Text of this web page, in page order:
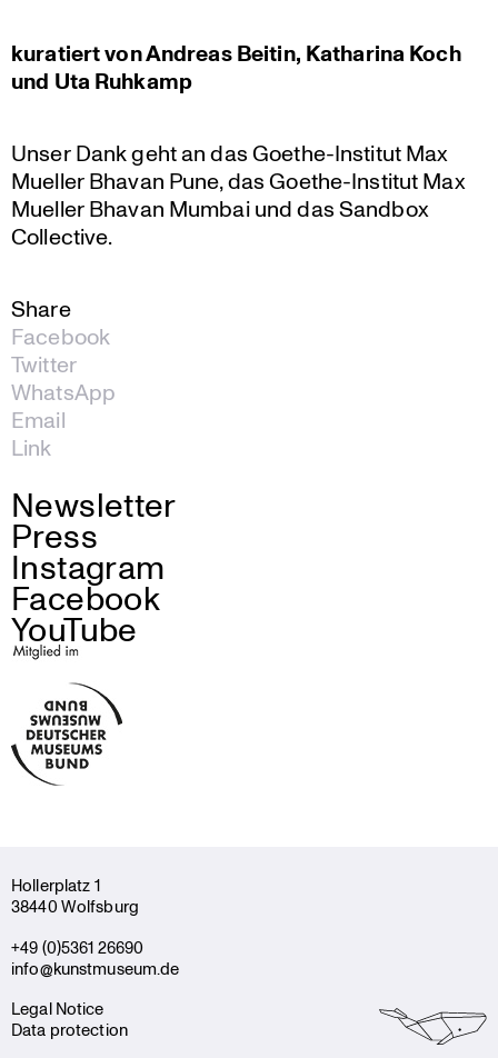
kuratiert von Andreas Beitin, Katharina Koch
und Uta Ruhkamp
Unser Dank geht an das Goethe-Institut Max
Mueller Bhavan Pune, das Goethe-Institut Max
Mueller Bhavan Mumbai und das Sandbox
Collective.
Share
Facebook
Twitter
WhatsApp
Email
Link
Newsletter
Press
Instagram
Facebook
YouTube
Holler­platz 1
38440 Wolfsburg
+49 (0)5361 26690
info@kunstmuseum.de
Legal Notice
Data protection